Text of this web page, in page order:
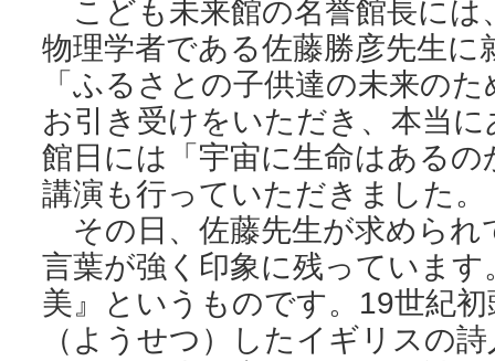
こども未来館の名誉館長には
物理学者である佐藤勝彦先生
「ふるさとの子供達の未来の
お引き受けをいただき、本当
館日には「宇宙に生命はある
講演も行っていただきました。
その日、佐藤先生が求められ
言葉が強く印象に残っていま
美』というものです。19世紀
（ようせつ）したイギリスの